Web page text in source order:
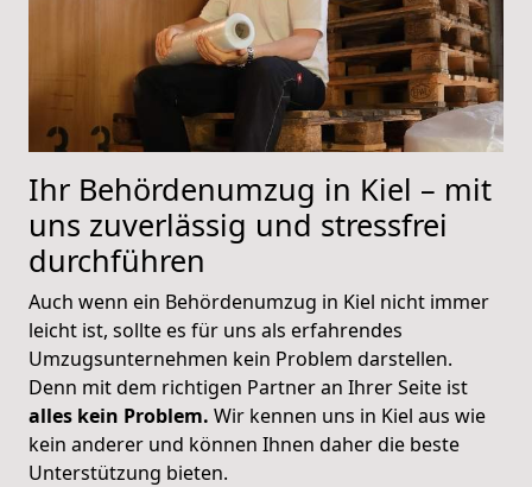
Ihr Behördenumzug in Kiel – mit
uns zuverlässig und stressfrei
durchführen
Auch wenn ein Behördenumzug in Kiel nicht immer
leicht ist, sollte es für uns als erfahrendes
Umzugsunternehmen kein Problem darstellen.
Denn mit dem richtigen Partner an Ihrer Seite ist
alles kein Problem. Wir kennen uns in Kiel aus wie
kein anderer und können Ihnen daher die beste
Unterstützung bieten.